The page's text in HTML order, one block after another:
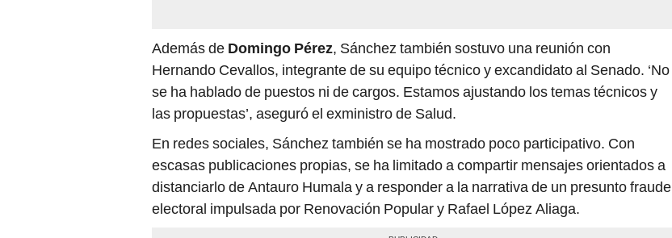
Además de Domingo Pérez, Sánchez también sostuvo una reunión con
Hernando Cevallos, integrante de su equipo técnico y excandidato al Senado. ‘No
se ha hablado de puestos ni de cargos. Estamos ajustando los temas técnicos y
las propuestas’, aseguró el exministro de Salud.
En redes sociales, Sánchez también se ha mostrado poco participativo. Con
escasas publicaciones propias, se ha limitado a compartir mensajes orientados a
distanciarlo de Antauro Humala y a responder a la narrativa de un presunto fraude
electoral impulsada por Renovación Popular y Rafael López Aliaga.